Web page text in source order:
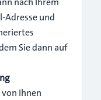
Adresse und
Sie dann auf
Ihnen